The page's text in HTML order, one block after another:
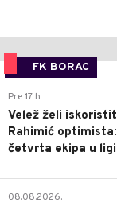
FK BORAC
Pre 17 h
Velež želi
Rahimić
četvrta ekipa u ligi
08.08.2026.